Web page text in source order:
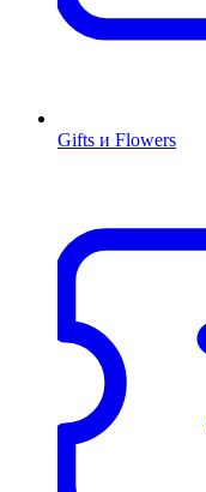
Gifts и Flowers